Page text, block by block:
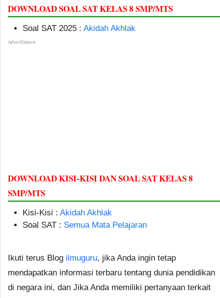
DOWNLOAD SOAL SAT KELAS 8 SMP/MTS
Soal SAT 2025 : Akidah Akhlak
Advertismen
DOWNLOAD KISI-KISI DAN SOAL SAT KELAS 8
SMP/MTS
Kisi-Kisi : Akidah Akhlak
Soal SAT : Semua Mata Pelajaran
Ikuti terus Blog ilmuguru, jika Anda ingin tetap
mendapatkan informasi terbaru tentang dunia pendidikan
di negara ini, dan Jika Anda memiliki pertanyaan terkait